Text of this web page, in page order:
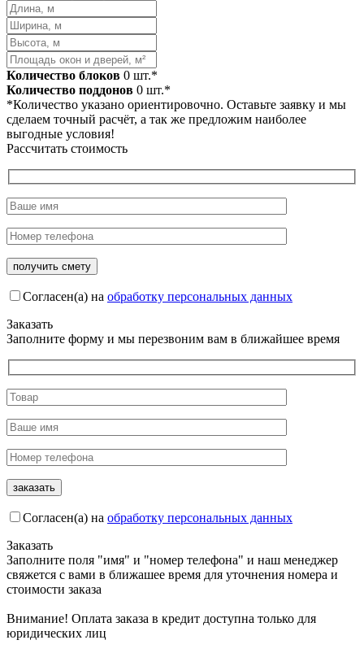
Количество блоков 0 шт.*
Количество поддонов 0 шт.*
*Количество указано ориентировочно. Оставьте заявку и мы
сделаем точный расчёт, а так же предложим наиболее
выгодные условия!
Рассчитать стоимость
Согласен(а) на обработку персональных данных
Заказать
Заполните форму и мы перезвоним вам в ближайшее время
Согласен(а) на обработку персональных данных
Заказать
Заполните поля "имя" и "номер телефона" и наш менеджер
свяжется с вами в ближашее время для уточнения номера и
стоимости заказа
Внимание! Оплата заказа в кредит доступна только для
юридических лиц